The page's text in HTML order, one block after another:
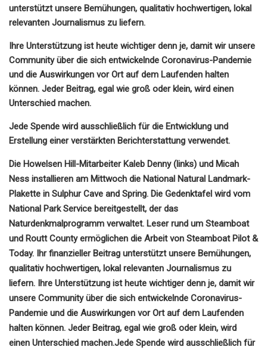
unterstützt unsere Bemühungen, qualitativ hochwertigen, lokal
relevanten Journalismus zu liefern.
Ihre Unterstützung ist heute wichtiger denn je, damit wir unsere
Community über die sich entwickelnde Coronavirus-Pandemie
und die Auswirkungen vor Ort auf dem Laufenden halten
können. Jeder Beitrag, egal wie groß oder klein, wird einen
Unterschied machen.
Jede Spende wird ausschließlich für die Entwicklung und
Erstellung einer verstärkten Berichterstattung verwendet.
Die Howelsen Hill-Mitarbeiter Kaleb Denny (links) und Micah
Ness installieren am Mittwoch die National Natural Landmark-
Plakette in Sulphur Cave and Spring. Die Gedenktafel wird vom
National Park Service bereitgestellt, der das
Naturdenkmalprogramm verwaltet. Leser rund um Steamboat
und Routt County ermöglichen die Arbeit von Steamboat Pilot &
Today. Ihr finanzieller Beitrag unterstützt unsere Bemühungen,
qualitativ hochwertigen, lokal relevanten Journalismus zu
liefern. Ihre Unterstützung ist heute wichtiger denn je, damit wir
unsere Community über die sich entwickelnde Coronavirus-
Pandemie und die Auswirkungen vor Ort auf dem Laufenden
halten können. Jeder Beitrag, egal wie groß oder klein, wird
einen Unterschied machen.Jede Spende wird ausschließlich für